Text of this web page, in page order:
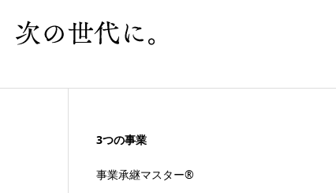
3つの事業
事業承継マスター®